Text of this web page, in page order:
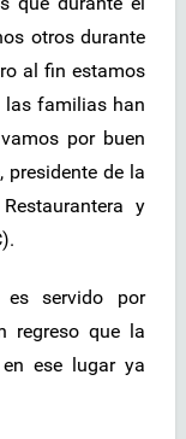
otros durante
al fin estamos
familias han
por buen
presidente de la
y
servido por
regreso que la
ese lugar ya